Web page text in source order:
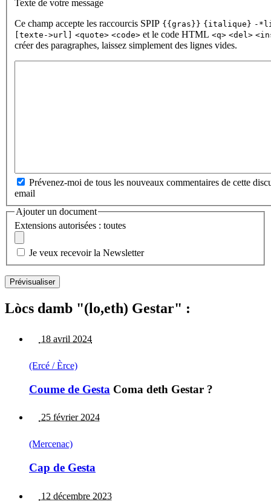
Texte de votre message
Ce champ accepte les raccourcis SPIP {{gras}} {italique} -
[texte->url] <quote> <code> et le code HTML <q> <del>
créer des paragraphes, laissez simplement des lignes vides.
Prévenez-moi de tous les nouveaux commentaires de cette
email
Ajouter un document
Extensions autorisées : toutes
Je veux recevoir la Newsletter
Lòcs damb "(lo,eth) Gestar" :
18 avril 2024
(Ercé / Èrce)
Coume de Gesta Coma deth Gestar ?
25 février 2024
(Mercenac)
Cap de Gesta
12 décembre 2023